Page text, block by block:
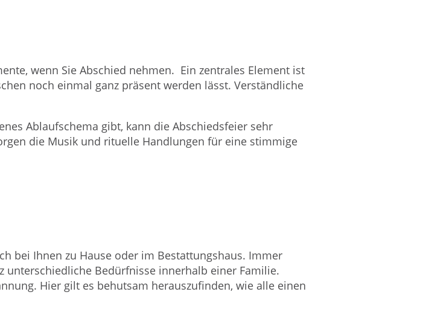
wenn Sie Abschied nehmen. Ein zentrales Element ist
noch einmal ganz präsent werden lässt. Verständliche
Ablaufschema gibt, kann die Abschiedsfeier sehr
die Musik und rituelle Handlungen für eine stimmige
bei Ihnen zu Hause oder im Bestattungshaus. Immer
Bedürfnisse innerhalb einer Familie.
Hier gilt es behutsam herauszufinden, wie alle einen